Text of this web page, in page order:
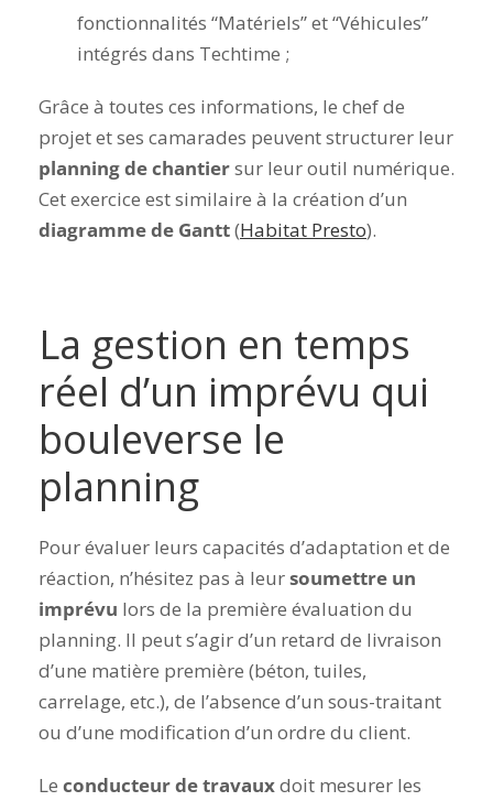
fonctionnalités “Matériels” et “Véhicules”
intégrés dans Techtime ;
Grâce à toutes ces informations, le chef de
projet et ses camarades peuvent structurer leur
planning de chantiersur leur outil numérique.
Cet exercice est similaire à la création d’un
diagramme de Gantt(Habitat Presto).
La gestion en temps
réel d’un imprévu qui
bouleverse le
planning
Pour évaluer leurs capacités d’adaptation et de
réaction, n’hésitez pas à leursoumettre un
imprévu lors de la première évaluation du
planning. Il peut s’agir d’un retard de livraison
d’une matière première (béton, tuiles,
carrelage, etc.), de l’absence d’un sous-traitant
ou d’une modification d’un ordre du client.
Le conducteur de travauxdoit mesurer les